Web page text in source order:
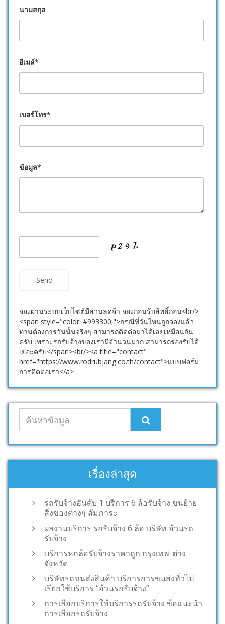
นามสกุล
อีเมล์*
เบอร์โทร*
ข้อมูล*
จองผ่านระบบเว็บไซต์มีส่วนลดจ้า จองก่อนรับสิทธิ์ก่อน<br/>
<span style="color: #993300;">กรณีที่วันไหนถูกจองแล้ว
ท่านต้องการวันนั้นจริงๆ สามารถติดต่อมาได้เลยเหมือนกัน
ครับ เพราะรถรับจ้างของเรามีจำนวนมาก สามารถรองรับได้
เยอะครับ</span><br/><a title="contact"
href="https://www.rodrubjang.co.th/contact">แบบฟอร์ม
การติดต่อเรา</a>
เรื่องล่าสุด
รถรับจ้างอันดับ 1 บริการ 6 ล้อรับจ้าง ขนย้าย
สิ่งของต่างๆ สัมภาระ
ผลงานบริการ รถรับจ้าง 6 ล้อ บริษัท อ้วนรถ
รับจ้าง
บริการหกล้อรับจ้างราคาถูก กรุงเทพ-ต่าง
จังหวัด
บริษัทรถขนส่งสินค้า บริการการขนส่งทั่วไป
เรียกใช้บริการ “อ้วนรถรับจ้าง”
การเลือกบริการใช้บริการรถรับจ้าง ข้อแนะนำ
การเลือกรถรับจ้าง